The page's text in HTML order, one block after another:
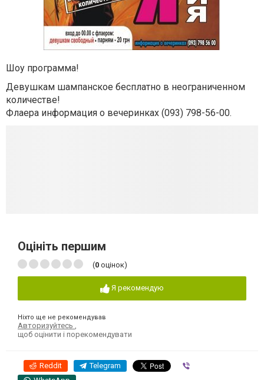
Шоу программа!
Девушкам шампанское бесплатно в неограниченном
количестве!
Флаера информация о вечеринках (093) 798-56-00.
Оцініть першим
(0 оцінок)
Я рекомендую
Ніхто ще не рекомендував
Авторизуйтесь
щоб оцінити і порекомендувати
Reddit Telegram